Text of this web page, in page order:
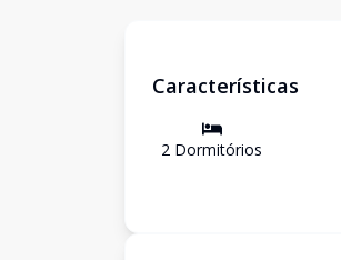
Características
2 Dormitórios